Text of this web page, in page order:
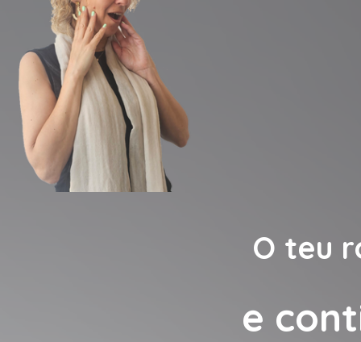
O teu
e